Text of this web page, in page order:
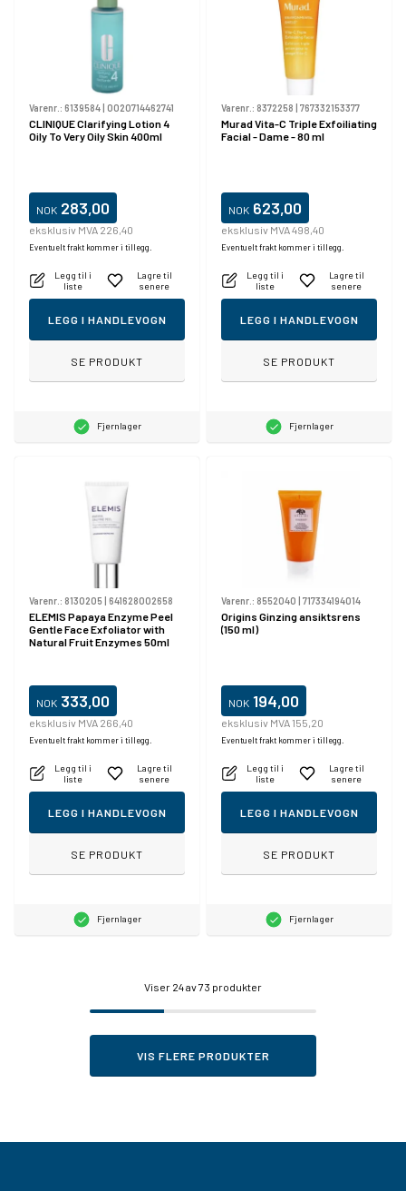
Varenr.: 6139584| 0020714462741
CLINIQUE Clarifying Lotion 4
Oily To Very Oily Skin 400ml
NOK 283,00
eksklusiv MVA 226,40
Eventuelt frakt kommer i tillegg.
Legg til i
liste
Lagre til
senere
LEGG I HANDLEVOGN
SE PRODUKT
Fjernlager
Varenr.: 8372258 | 767332153377
Murad Vita-C Triple Exfoiliating
Facial - Dame - 80 ml
NOK 623,00
eksklusiv MVA 498,40
Eventuelt frakt kommer i tillegg.
Legg til i
liste
Lagre til
senere
LEGG I HANDLEVOGN
SE PRODUKT
Fjernlager
Varenr.: 8130205| 641628002658
ELEMIS Papaya Enzyme Peel
Gentle Face Exfoliator with
Natural Fruit Enzymes 50ml
NOK 333,00
eksklusiv MVA 266,40
Eventuelt frakt kommer i tillegg.
Legg til i
liste
Lagre til
senere
LEGG I HANDLEVOGN
SE PRODUKT
Fjernlager
Varenr.: 8552040 | 717334194014
Origins Ginzing ansiktsrens
(150 ml)
NOK 194,00
eksklusiv MVA 155,20
Eventuelt frakt kommer i tillegg.
Legg til i
liste
Lagre til
senere
LEGG I HANDLEVOGN
SE PRODUKT
Fjernlager
Viser 24av 73 produkter
VIS FLERE PRODUKTER